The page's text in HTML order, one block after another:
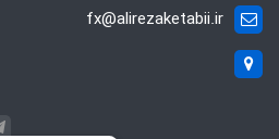
fx@alirezaketabii.ir